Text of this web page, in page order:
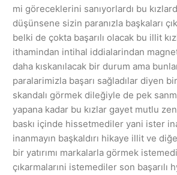
mi göreceklerini sanıyorlardı bu
düşünsene sizin paranızla başkaları
belki de çokta başarılı olacak bu illit
ithamindan intihal iddialarindan
daha kıskanılacak bir durum ama
paralarimizla başarı sağladılar diyen
skandalı görmek dileğiyle de pek
yapana kadar bu kızlar gayet mutlu
baskı içinde hissetmediler yani ister
inanmayın başkaldırı hikaye illit ve
bir yatırımı markalarla görmek
çıkarmalarıni istemediler son başarılı